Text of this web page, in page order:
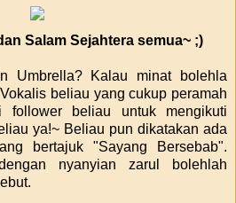
Salam Sejahtera semua~ ;)
Umbrella? Kalau minat bolehla
beliau yang cukup peramah
beliau untuk mengikuti
ya!~ Beliau pun dikatakan ada
bertajuk "Sayang Bersebab".
nyanyian zarul bolehlah